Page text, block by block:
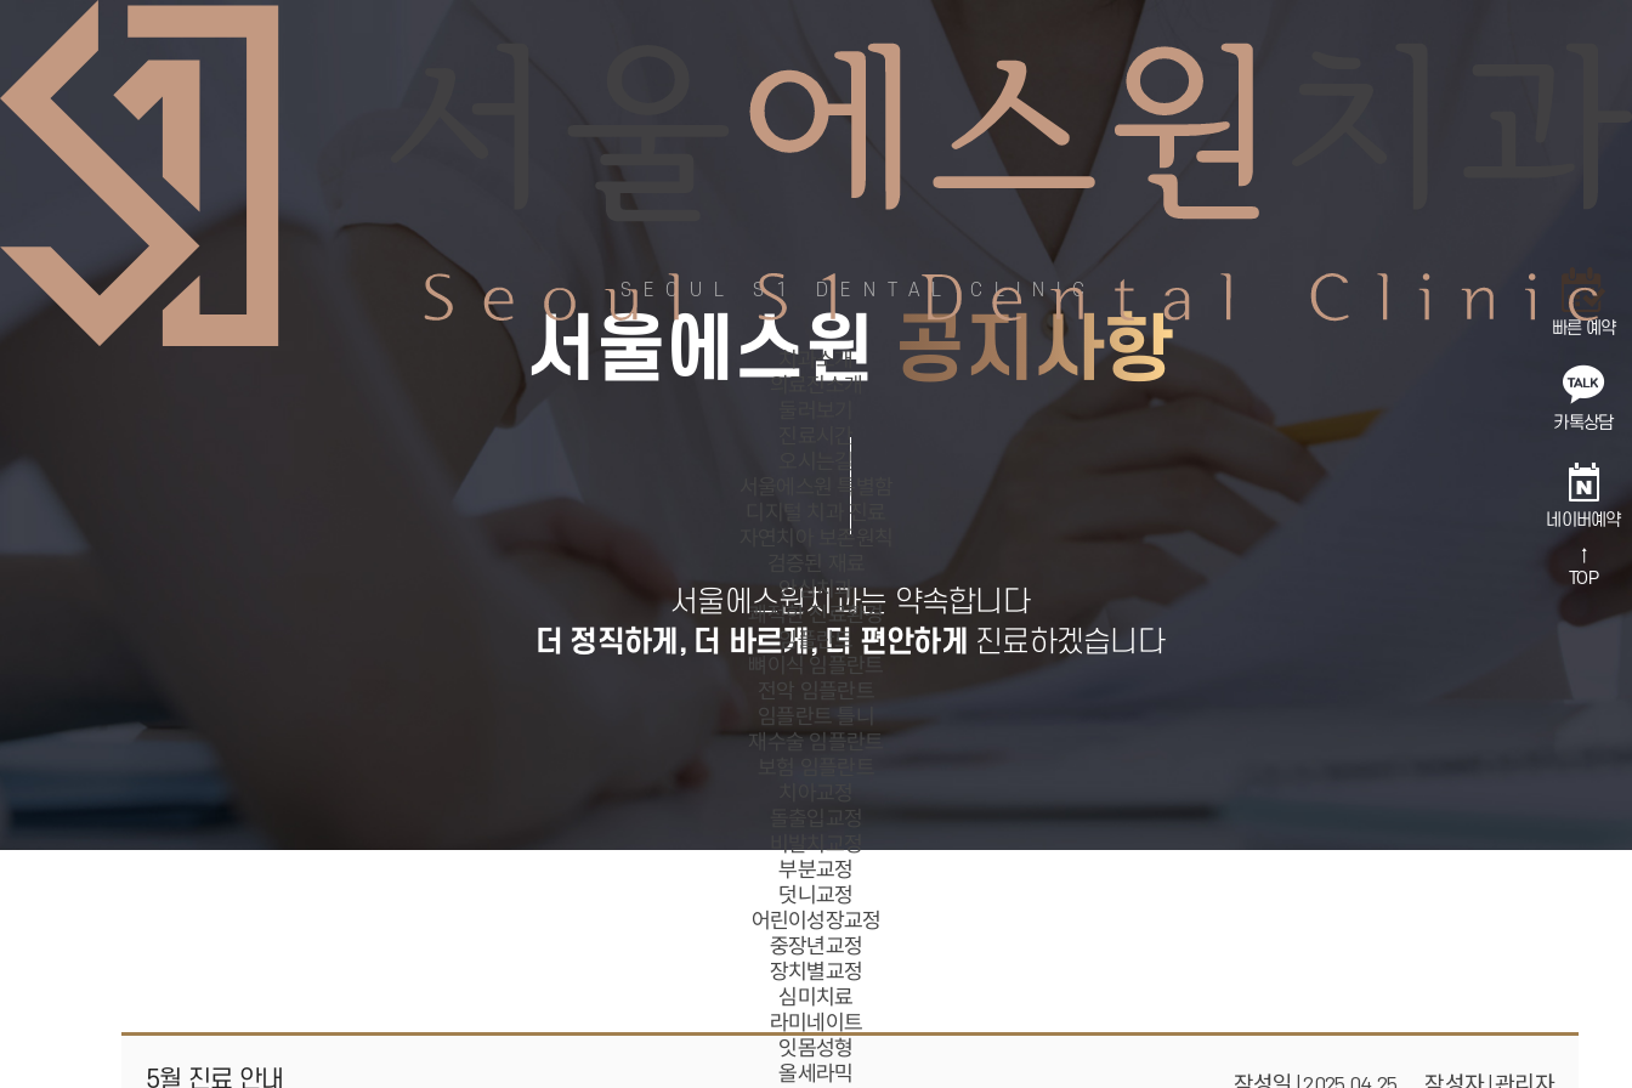
빠른 예약
카톡상담
네이버예약
↑
TOP
치과소개
의료진소개
진료시간
오시는길
서울에스원 특별함
디지털 치과 진료
자연치아 보존원칙
안심치과
쾌적한 진료환경
임플란트
뼈이식 임플란트
전악 임플란트
임플란트 틀니
재수술 임플란트
돌출입교정
부분교정
덧니교정
어린이성장교정
중장년교정
장치별교정
심미치료
라미네이트
잇몸성형
올세라믹
SEOUL S1 DENTAL CLINIC
서울에스원 공지사항
서울에스원치과는 약속합니다
더 정직하게, 더 바르게, 더 편안하게
진료하겠습니다
5월 진료 안내